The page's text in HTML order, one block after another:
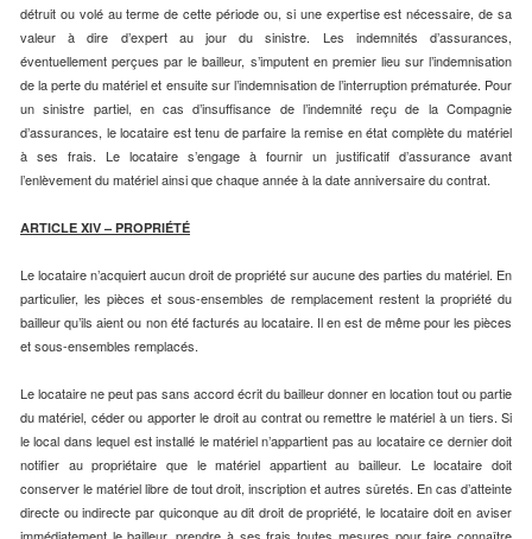
détruit ou volé au terme de cette période ou, si une expertise est nécessaire, de sa
valeur à dire d’expert au jour du sinistre. Les indemnités d’assurances,
éventuellement perçues par le bailleur, s’imputent en premier lieu sur l’indemnisation
de la perte du matériel et ensuite sur l’indemnisation de l’interruption prématurée. Pour
un sinistre partiel, en cas d’insuffisance de l’indemnité reçu de la Compagnie
d’assurances, le locataire est tenu de parfaire la remise en état complète du matériel
à ses frais. Le locataire s’engage à fournir un justificatif d’assurance avant
l’enlèvement du matériel ainsi que chaque année à la date anniversaire du contrat.
ARTICLE XIV – PROPRIÉTÉ
Le locataire n’acquiert aucun droit de propriété sur aucune des parties du matériel. En
particulier, les pièces et sous-ensembles de remplacement restent la propriété du
bailleur qu’ils aient ou non été facturés au locataire. Il en est de même pour les pièces
et sous-ensembles remplacés.
Le locataire ne peut pas sans accord écrit du bailleur donner en location tout ou partie
du matériel, céder ou apporter le droit au contrat ou remettre le matériel à un tiers. Si
le local dans lequel est installé le matériel n’appartient pas au locataire ce dernier doit
notifier au propriétaire que le matériel appartient au bailleur. Le locataire doit
conserver le matériel libre de tout droit, inscription et autres sûretés. En cas d’atteinte
directe ou indirecte par quiconque au dit droit de propriété, le locataire doit en aviser